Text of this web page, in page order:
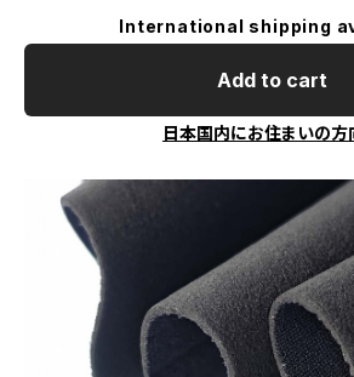
International shipping
Add to cart
日本国内にお住まいの方